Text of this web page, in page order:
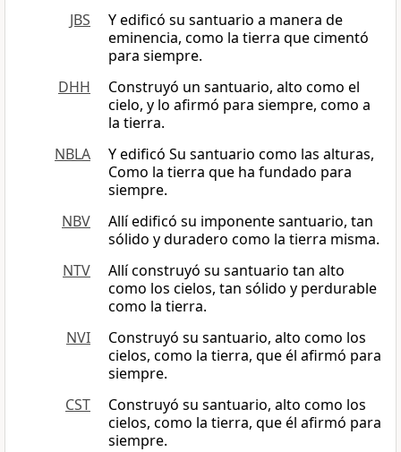
JBS
Y edificó su santuario a manera de
eminencia, como la tierra que cimentó
para siempre.
DHH
Construyó un santuario, alto como el
cielo, y lo afirmó para siempre, como a
la tierra.
NBLA
Y edificó Su santuario como las alturas,
Como la tierra que ha fundado para
siempre.
NBV
Allí edificó su imponente santuario, tan
sólido y duradero como la tierra misma.
NTV
Allí construyó su santuario tan alto
como los cielos, tan sólido y perdurable
como la tierra.
NVI
Construyó su santuario, alto como los
cielos, como la tierra, que él afirmó para
siempre.
CST
Construyó su santuario, alto como los
cielos, como la tierra, que él afirmó para
siempre.